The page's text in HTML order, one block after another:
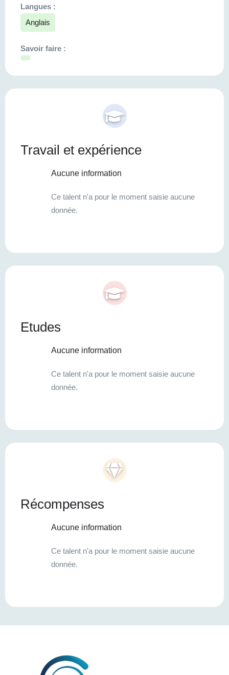
Langues :
Anglais
Savoir faire :
Travail et expérience
Aucune information
Ce talent n'a pour le moment saisie aucune
donnée.
Etudes
Aucune information
Ce talent n'a pour le moment saisie aucune
donnée.
Récompenses
Aucune information
Ce talent n'a pour le moment saisie aucune
donnée.